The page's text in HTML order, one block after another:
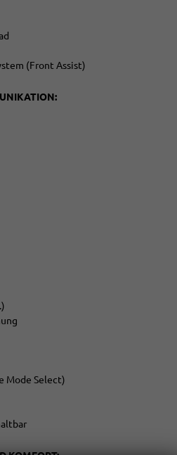
(Front Assist)
Mode Select)